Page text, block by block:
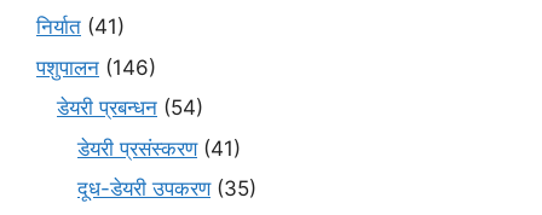
निर्यात (41)
पशुपालन (146)
डेयरी प्रबन्धन (54)
डेयरी प्रसंस्करण(41)
दूध-डेयरी उपकरण(35)